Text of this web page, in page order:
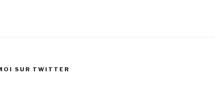
SUR TWITTER